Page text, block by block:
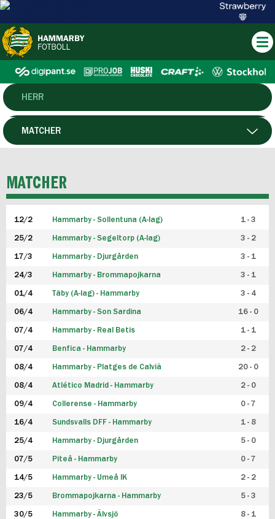
HERR
DAM
P19
F19
FUTSAL HERR
FUTSAL DAM
MATCHER
MATCHER
12/2 Hammarby - Sollentuna (A-lag) 1 - 3
25/2 Hammarby - Segeltorp (A-lag) 3 - 2
17/3 Hammarby - Djurgården 3 - 1
24/3 Hammarby - Brommapojkarna 3 - 1
01/4 Täby (A-lag) - Hammarby 3 - 4
06/4 Hammarby - Son Sardina 16 - 0
07/4 Hammarby - Real Betis 1 - 1
07/4 Benfica - Hammarby 2 - 2
08/4 Hammarby - Platges de Calvià 20 - 0
08/4 Atlético Madrid - Hammarby 2 - 0
09/4 Collerense - Hammarby 0 - 7
16/4 Sundsvalls DFF - Hammarby 1 - 8
25/4 Hammarby - Djurgården 5 - 0
07/5 Piteå - Hammarby 0 - 7
14/5 Hammarby - Umeå IK 2 - 2
23/5 Brommapojkarna - Hammarby 5 - 3
30/5 Hammarby - Älvsjö 8 - 1